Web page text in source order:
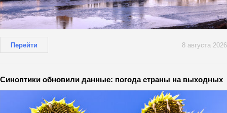
Перейти 8 августа 2026
Синоптики обновили данные: погода страны на выходных